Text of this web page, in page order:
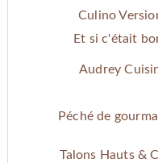
Culino
Et si c'était
Audrey
Péché de
Talons Hauts &